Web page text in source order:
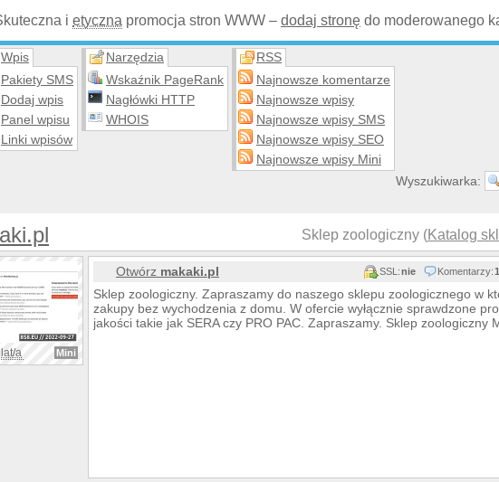
i etyczna promocja stron WWW – dodaj stronę do moderowanego
Wpis
Pakiety SMS
Dodaj wpis
Panel wpisu
Linki wpisów
Narzędzia
Wskaźnik PageRank
Nagłówki HTTP
WHOIS
RSS
Najnowsze komentarze
Najnowsze wpisy
Najnowsze wpisy SMS
Najnowsze wpisy SEO
Najnowsze wpisy Mini
Wyszukiwarka:
Sklep zoologiczny (Katalog
a Mini
Otwórz makaki.pl SSL:nie Komentarzy:1
Sklep zoologiczny. Zapraszamy do naszego sklepu zoologicznego w
zakupy bez wychodzenia z domu. W ofercie wyłącznie sprawdzone
jakości takie jak SERA czy PRO PAC. Zapraszamy. Sklep zoologiczny